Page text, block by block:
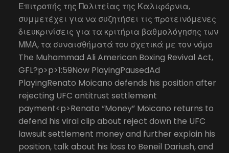
Επιτροπής της Πολιτείας της Καλιφόρνια,
συμμετέχει για να συζητήσει τις προτεινόμενες
διευκρινίσεις για τα κριτήρια βαθμολόγησης των
ΜΜΑ, τα συναισθήματά του σχετικά με τον νόμο
The Muhammad Ali American Boxing Revival Act,
GFL?p>p>1:59Now PlayingPausedAd
PlayingRenato Moicano defends his position after
rejecting UFC antitrust settlement
payment<p>Renato “Money” Moicano returns to
defend his viral clip about reject down the UFC
lawsuit settlement money and further explain his
position, talk about his loss to Beneil Dariush, and